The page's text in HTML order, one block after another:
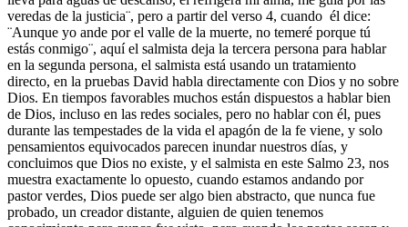
veredas de la justicia¨, pero a partir del verso 4, cuando él dice:
¨Aunque yo ande por el valle de la muerte, no temeré porque tú
estás conmigo¨, aquí el salmista deja la tercera persona para hablar
en la segunda persona, el salmista está usando un tratamiento
directo, en la pruebas David habla directamente con Dios y no sobre
Dios. En tiempos favorables muchos están dispuestos a hablar bien
de Dios, incluso en las redes sociales, pero no hablar con él, pues
durante las tempestades de la vida el apagón de la fe viene, y solo
pensamientos equivocados parecen inundar nuestros días, y
concluimos que Dios no existe, y el salmista en este Salmo 23, nos
muestra exactamente lo opuesto, cuando estamos andando por
pastor verdes, Dios puede ser algo bien abstracto, que nunca fue
probado, un creador distante, alguien de quien tenemos